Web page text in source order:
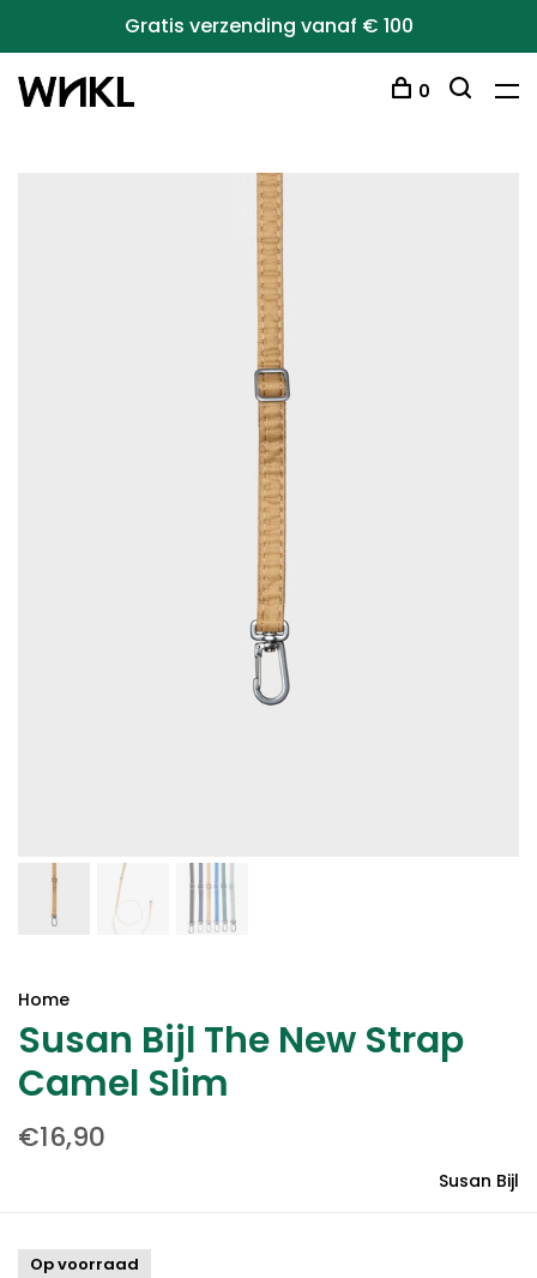
Gratis verzending vanaf € 100
0
Home
Susan Bijl The New Strap
Camel Slim
€16,90
Susan Bijl
Op voorraad